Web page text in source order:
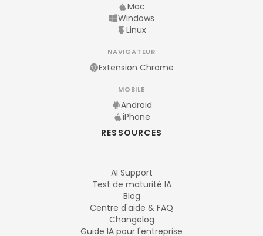
Mac
Windows
Linux
NAVIGATEUR
Extension Chrome
MOBILE
Android
iPhone
RESSOURCES
AI Support
Test de maturité IA
Blog
Centre d'aide & FAQ
Changelog
Guide IA pour l'entreprise